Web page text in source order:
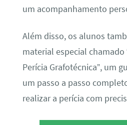
um acompanhamento
Além disso, os alunos
material especial chamado
Perícia Grafotécnica”, um
um passo a passo
realizar a perícia com